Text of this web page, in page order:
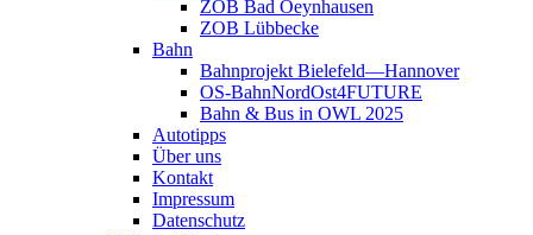
ZOB Bad Oeynhausen
ZOB Lübbecke
Bahn
Bahnprojekt Bielefeld—Hannover
OS-BahnNordOst4FUTURE
Bahn & Bus in OWL 2025
Autotipps
Über uns
Kontakt
Impressum
Datenschutz